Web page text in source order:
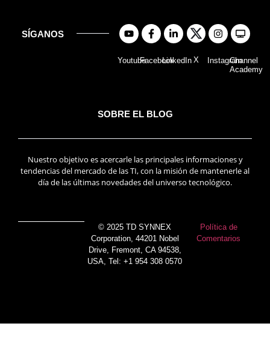
SÍGANOS
YoutubeFacebookLinkedIn X InstagramChannel
Academy
SOBRE EL BLOG
Nuestro objetivo es acercarle las principales informaciones y
tendencias del mercado de las TI, con la misión de mantenerle al
día de las últimas novedades del universo tecnológico.
© 2025 TD SYNNEX
Corporation, 44201 Nobel
Drive, Fremont, CA 94538,
USA, Tel: +1 954 308 0570
Política de
Comentarios